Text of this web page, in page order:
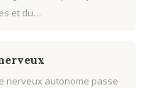
et du…
nerveux autonome passe